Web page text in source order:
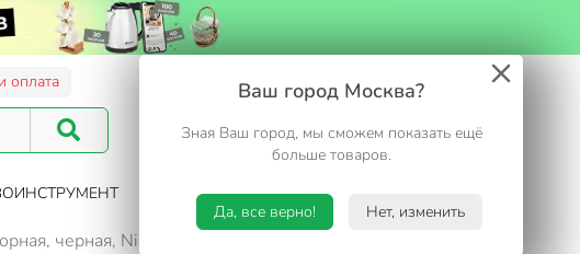
Ваш город Москва?
Зная Ваш город, мы сможем показать ещё
больше товаров.
Да, все верно! Нет, изменить
оплата
Корзина
САД И ОГОРОД ТУРИЗМ. ОТДЫХ НА ДАЧЕ
черная, Nika, ЭТ1/Ч